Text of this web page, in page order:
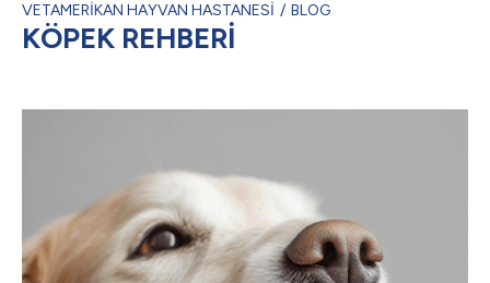
VETAMERİKAN HAYVAN HASTANESİ BLOG
KÖPEK REHBERİ